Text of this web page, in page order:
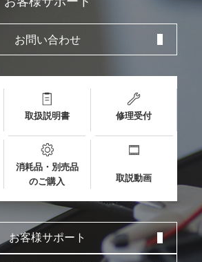
お問い合わせ
取扱説明書 修理受付
消耗品・別売品
のご購入
取説動画
お客様サポート